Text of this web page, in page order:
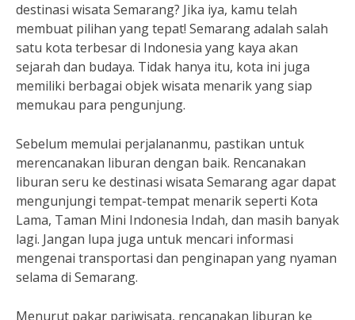
destinasi wisata Semarang? Jika iya, kamu telah
membuat pilihan yang tepat! Semarang adalah salah
satu kota terbesar di Indonesia yang kaya akan
sejarah dan budaya. Tidak hanya itu, kota ini juga
memiliki berbagai objek wisata menarik yang siap
memukau para pengunjung.
Sebelum memulai perjalananmu, pastikan untuk
merencanakan liburan dengan baik. Rencanakan
liburan seru ke destinasi wisata Semarang agar dapat
mengunjungi tempat-tempat menarik seperti Kota
Lama, Taman Mini Indonesia Indah, dan masih banyak
lagi. Jangan lupa juga untuk mencari informasi
mengenai transportasi dan penginapan yang nyaman
selama di Semarang.
Menurut pakar pariwisata, rencanakan liburan ke